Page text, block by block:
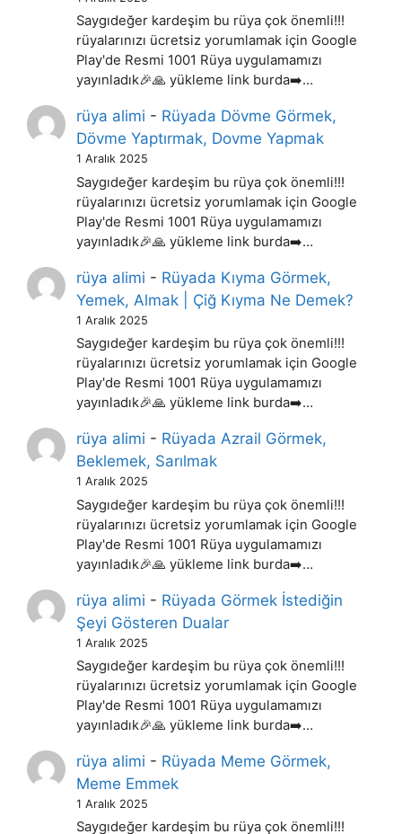
Saygıdeğer kardeşim bu rüya çok önemli!!!
rüyalarınızı ücretsiz yorumlamak için Google
Play'de Resmi 1001 Rüya uygulamamızı
yayınladık🎉🙏 yükleme link burda➡️…
rüya alimi - Rüyada Dövme Görmek,
Dövme Yaptırmak, Dovme Yapmak
1 Aralık 2025
Saygıdeğer kardeşim bu rüya çok önemli!!!
rüyalarınızı ücretsiz yorumlamak için Google
Play'de Resmi 1001 Rüya uygulamamızı
yayınladık🎉🙏 yükleme link burda➡️…
rüya alimi - Rüyada Kıyma Görmek,
Yemek, Almak | Çiğ Kıyma Ne Demek?
1 Aralık 2025
Saygıdeğer kardeşim bu rüya çok önemli!!!
rüyalarınızı ücretsiz yorumlamak için Google
Play'de Resmi 1001 Rüya uygulamamızı
yayınladık🎉🙏 yükleme link burda➡️…
rüya alimi - Rüyada Azrail Görmek,
Beklemek, Sarılmak
1 Aralık 2025
Saygıdeğer kardeşim bu rüya çok önemli!!!
rüyalarınızı ücretsiz yorumlamak için Google
Play'de Resmi 1001 Rüya uygulamamızı
yayınladık🎉🙏 yükleme link burda➡️…
rüya alimi - Rüyada Görmek İstediğin
Şeyi Gösteren Dualar
1 Aralık 2025
Saygıdeğer kardeşim bu rüya çok önemli!!!
rüyalarınızı ücretsiz yorumlamak için Google
Play'de Resmi 1001 Rüya uygulamamızı
yayınladık🎉🙏 yükleme link burda➡️…
rüya alimi - Rüyada Meme Görmek,
Meme Emmek
1 Aralık 2025
Saygıdeğer kardeşim bu rüya çok önemli!!!